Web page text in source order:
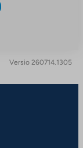
Versio 260714.1305